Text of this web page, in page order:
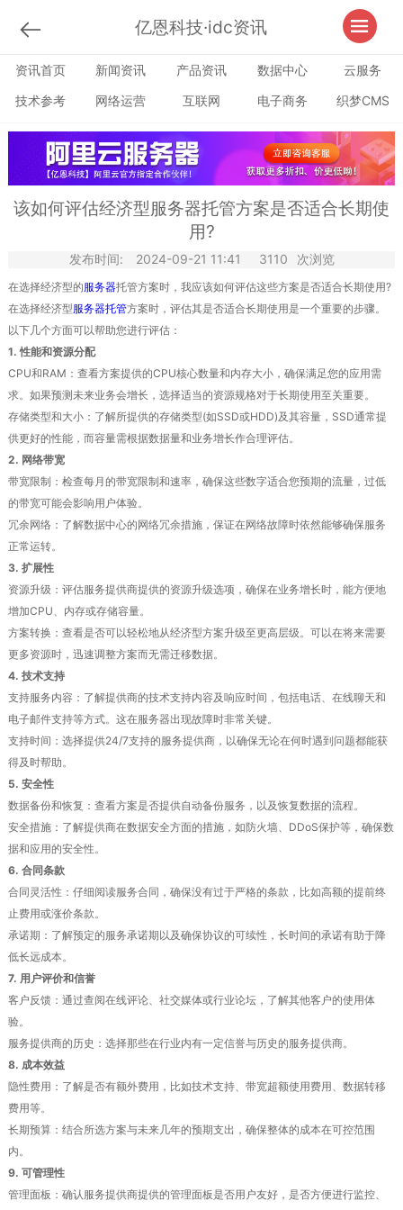
亿恩科技·idc资讯
资讯首页 新闻资讯 产品资讯 数据中心
云服务
技术参考
网络运营 互联网 电子商务 织梦CMS
该如何评估经济型服务器托管方案是否适合长期使
用?
发布时间: 2024-09-21 11:41 3110 次浏览
在选择经济型的服务器托管方案时，我应该如何评估这些方案是否适合长期使用?
在选择经济型服务器托管方案时，评估其是否适合长期使用是一个重要的步骤。
以下几个方面可以帮助您进行评估：
1. 性能和资源分配
CPU和RAM：查看方案提供的CPU核心数量和内存大小，确保满足您的应用需
求。如果预测未来业务会增长，选择适当的资源规格对于长期使用至关重要。
存储类型和大小：了解所提供的存储类型(如SSD或HDD)及其容量，SSD通常提
供更好的性能，而容量需根据数据量和业务增长作合理评估。
2. 网络带宽
带宽限制：检查每月的带宽限制和速率，确保这些数字适合您预期的流量，过低
的带宽可能会影响用户体验。
冗余网络：了解数据中心的网络冗余措施，保证在网络故障时依然能够确保服务
正常运转。
3. 扩展性
资源升级：评估服务提供商提供的资源升级选项，确保在业务增长时，能方便地
增加CPU、内存或存储容量。
方案转换：查看是否可以轻松地从经济型方案升级至更高层级。可以在将来需要
更多资源时，迅速调整方案而无需迁移数据。
4. 技术支持
支持服务内容：了解提供商的技术支持内容及响应时间，包括电话、在线聊天和
电子邮件支持等方式。这在服务器出现故障时非常关键。
支持时间：选择提供24/7支持的服务提供商，以确保无论在何时遇到问题都能获
得及时帮助。
5. 安全性
数据备份和恢复：查看方案是否提供自动备份服务，以及恢复数据的流程。
安全措施：了解提供商在数据安全方面的措施，如防火墙、DDoS保护等，确保数
据和应用的安全性。
6. 合同条款
合同灵活性：仔细阅读服务合同，确保没有过于严格的条款，比如高额的提前终
止费用或涨价条款。
承诺期：了解预定的服务承诺期以及确保协议的可续性，长时间的承诺有助于降
低长远成本。
7. 用户评价和信誉
客户反馈：通过查阅在线评论、社交媒体或行业论坛，了解其他客户的使用体
验。
服务提供商的历史：选择那些在行业内有一定信誉与历史的服务提供商。
8. 成本效益
隐性费用：了解是否有额外费用，比如技术支持、带宽超额使用费用、数据转移
费用等。
长期预算：结合所选方案与未来几年的预期支出，确保整体的成本在可控范围
内。
9. 可管理性
管理面板：确认服务提供商提供的管理面板是否用户友好，是否方便进行监控、